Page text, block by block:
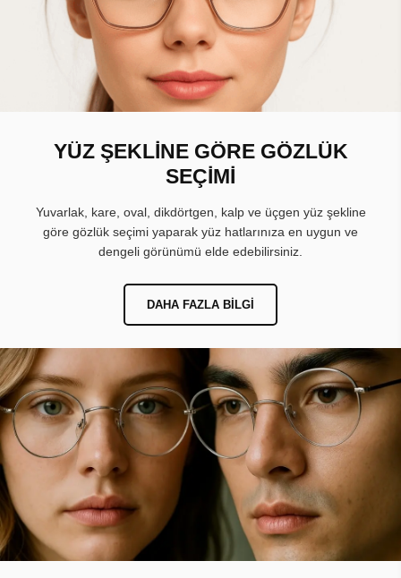
YÜZ ŞEKLİNE GÖRE GÖZLÜK
SEÇİMİ
Yuvarlak, kare, oval, dikdörtgen, kalp ve üçgen yüz şekline
göre gözlük seçimi yaparak yüz hatlarınıza en uygun ve
dengeli görünümü elde edebilirsiniz.
DAHA FAZLA BILGI